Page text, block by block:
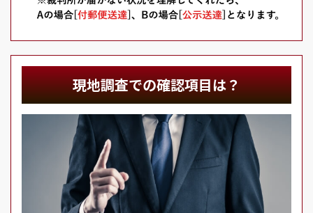
現地調査での確認項目は？